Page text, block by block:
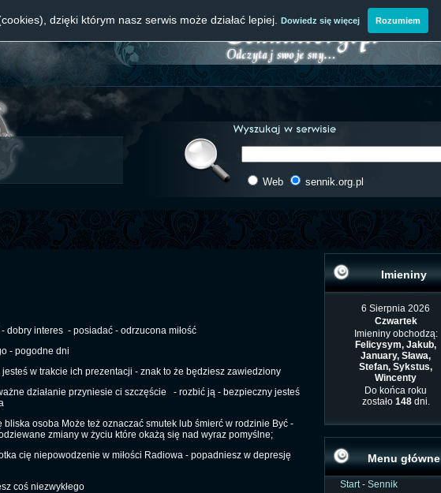
Web sennik.org.pl
dobry interes - posiadać - odrzucona miłość
- pogodne dni
w trakcie ich prezentacji - znak to że będziesz zawiedziony
działanie przyniesie ci szczęście
- rozbić ją - bezpieczny jesteś
osoba Może też oznaczać smutek lub śmierć w rodzinie Być -
zmiany w życiu które okażą się nad wyraz pomyślne;
cię niepowodzenie w miłości Radiowa - popadniesz w depresję
coś niezwykłego
Imieniny
6 Sierpnia 2026
Czwartek
Imieniny obchodzą:
Felicysym, Jakub,
January, Sława,
Stefan, Sykstus,
Wincenty
Do końca roku
zostało 148dni.
Menu główne
Start - Sennik
dzięki którym nasz serwis może działać lepiej. Dowiedz się więcej Rozumiem